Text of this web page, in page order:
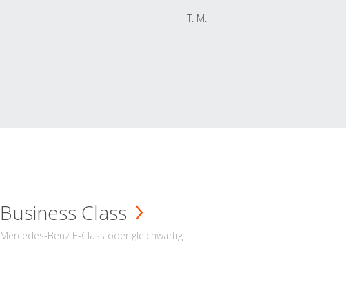
T. M.
Business Class
Mercedes-Benz E-Class oder gleichwärtig